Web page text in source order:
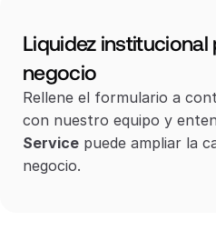
Liquidez
negocio
Rellene el formulario a
con nuestro equipo y
Service puede ampliar la
negocio.